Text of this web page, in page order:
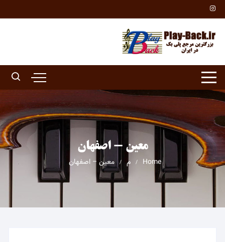
Skip
to
content
معین - اصفهان
Home م معین – اصفهان